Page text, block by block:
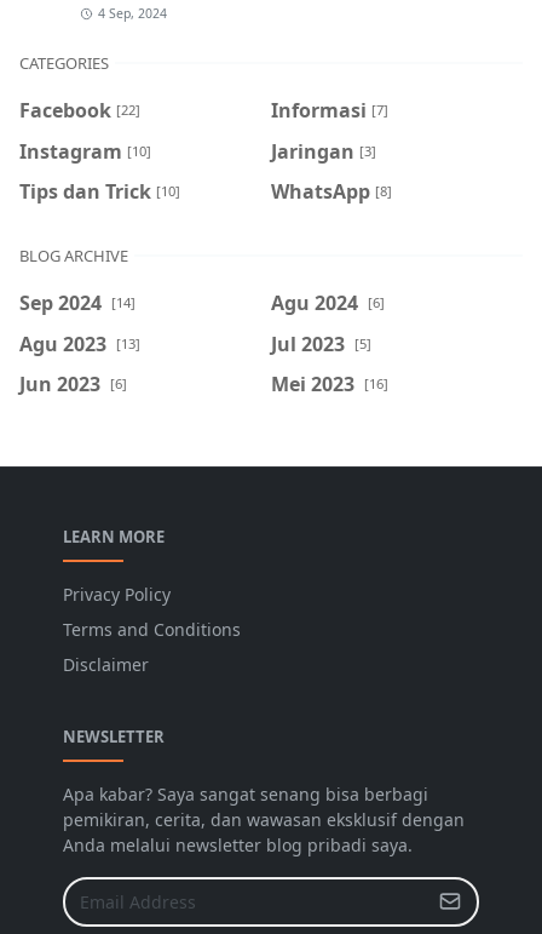
4 Sep, 2024
CATEGORIES
Facebook [22] Informasi [7]
Instagram [10] Jaringan [3]
Tips dan Trick [10] WhatsApp [8]
BLOG ARCHIVE
Sep 2024 [14] Agu 2024 [6]
Agu 2023 [13] Jul 2023 [5]
Jun 2023 [6] Mei 2023 [16]
LEARN MORE
Privacy Policy
Terms and Conditions
Disclaimer
NEWSLETTER
Apa kabar? Saya sangat senang bisa berbagi
pemikiran, cerita, dan wawasan eksklusif dengan
Anda melalui newsletter blog pribadi saya.